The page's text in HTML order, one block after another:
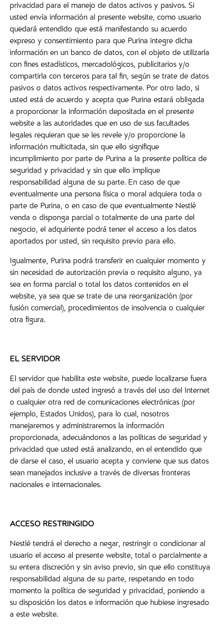
privacidad para el manejo de datos activos y pasivos. Si
usted envía información al presente website, como usuario
quedará entendido que está manifestando su acuerdo
expreso y consentimiento para que Purina integre dicha
información en un banco de datos, con el objeto de utilizarla
con fines estadísticos, mercadológicos, publicitarios y/o
compartirla con terceros para tal fin, según se trate de datos
pasivos o datos activos respectivamente. Por otro lado, si
usted está de acuerdo y acepta que Purina estará obligada
a proporcionar la información depositada en el presente
website a las autoridades que en uso de sus facultades
legales requieran que se les revele y/o proporcione la
información multicitada, sin que ello signifique
incumplimiento por parte de Purina a la presente política de
seguridad y privacidad y sin que ello implique
responsabilidad alguna de su parte. En caso de que
eventualmente una persona física o moral adquiera toda o
parte de Purina, o en caso de que eventualmente Nestlé
venda o disponga parcial o totalmente de una parte del
negocio, el adquiriente podrá tener el acceso a los datos
aportados por usted, sin requisito previo para ello.
Igualmente, Purina podrá transferir en cualquier momento y
sin necesidad de autorización previa o requisito alguno, ya
sea en forma parcial o total los datos contenidos en el
website, ya sea que se trate de una reorganización (por
fusión comercial), procedimientos de insolvencia o cualquier
otra figura.
EL SERVIDOR
El servidor que habilita este website, puede localizarse fuera
del país de donde usted ingresó a través del uso del Internet
o cualquier otra red de comunicaciones electrónicas (por
ejemplo, Estados Unidos), para lo cual, nosotros
manejaremos y administraremos la información
proporcionada, adecuándonos a las políticas de seguridad y
privacidad que usted está analizando, en el entendido que
de darse el caso, el usuario acepta y conviene que sus datos
sean manejados inclusive a través de diversas fronteras
nacionales e internacionales.
ACCESO RESTRINGIDO
Nestlé tendrá el derecho a negar, restringir o condicionar al
usuario el acceso al presente website, total o parcialmente a
su entera discreción y sin aviso previo, sin que ello constituya
responsabilidad alguna de su parte, respetando en todo
momento la política de seguridad y privacidad, poniendo a
su disposición los datos e información que hubiese ingresado
a este website.